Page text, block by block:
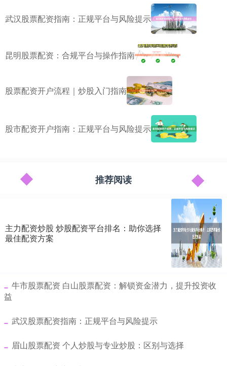
武汉股票配资指南：正规平台与风险提示
昆明股票配资：合规平台与操作指南
股票配资开户流程｜炒股入门指南
股市配资开户指南：正规平台与风险提示
推荐阅读
主力配资炒股 炒股配资平台排名：助你选择
最佳配资方案
​牛市股票配资 白山股票配资：解锁资金潜力，提升投资收
益
​武汉股票配资指南：正规平台与风险提示
​眉山股票配资 个人炒股与专业炒股：区别与选择